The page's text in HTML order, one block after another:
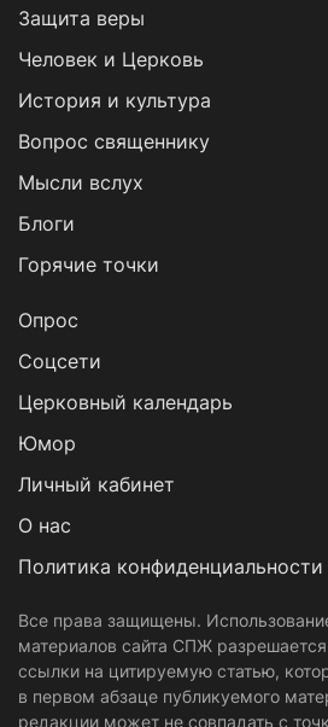
Защита веры
Человек и Церковь
История и культура
Вопрос священнику
Мысли вслух
Блоги
Горячие точки
Опрос
Cоцсети
Церковный календарь
Юмор
Личный кабинет
О нас
Политика конфиденциальности
Все права защищены.
материалов сайта СПЖ
ссылки на цитируемую статью,
в первом абзаце публикуемого
редакции может не совпадать с